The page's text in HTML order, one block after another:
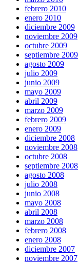
febrero 2010
enero 2010
diciembre 2009
noviembre 2009
octubre 2009
septiembre 2009
agosto 2009
julio 2009
junio 2009
mayo 2009
abril 2009
marzo 2009
febrero 2009
enero 2009
diciembre 2008
noviembre 2008
octubre 2008
septiembre 2008
agosto 2008
julio 2008
junio 2008
mayo 2008
abril 2008
marzo 2008
febrero 2008
enero 2008
diciembre 2007
noviembre 2007